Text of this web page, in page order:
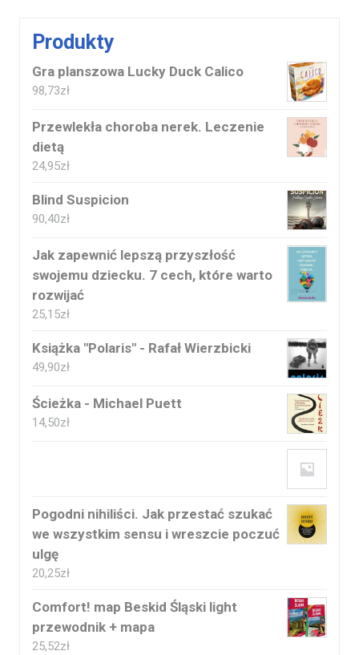
Produkty
Gra planszowa Lucky Duck Calico
98,73zł
Przewlekła choroba nerek. Leczenie
dietą
24,95zł
Blind Suspicion
90,40zł
Jak zapewnić lepszą przyszłość
swojemu dziecku. 7 cech, które warto
rozwijać
25,15zł
Książka "Polaris" - Rafał Wierzbicki
49,90zł
Ścieżka - Michael Puett
14,50zł
Pogodni nihiliści. Jak przestać szukać
we wszystkim sensu i wreszcie poczuć
ulgę
20,25zł
Comfort! map Beskid Śląski light
przewodnik + mapa
25,52zł